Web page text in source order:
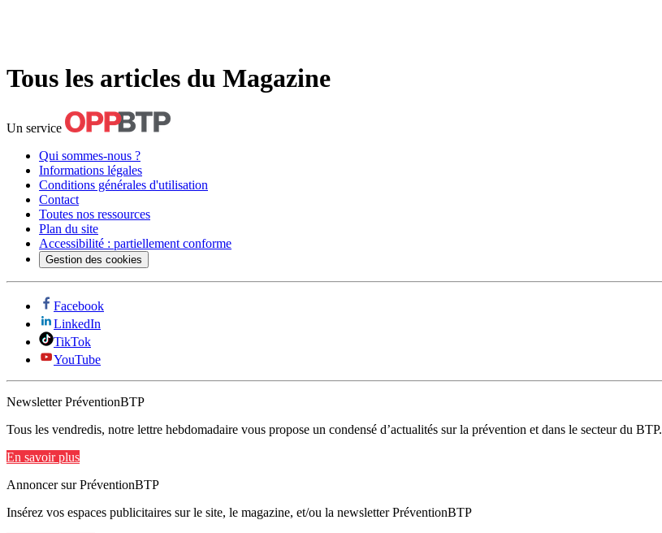
Tous les articles du Magazine
Un service
Qui sommes-nous ?
Informations légales
Conditions générales d'utilisation
Contact
Toutes nos ressources
Plan du site
Accessibilité : partiellement conforme
Gestion des cookies
Facebook
LinkedIn
TikTok
YouTube
Newsletter PréventionBTP
Tous les vendredis, notre lettre hebdomadaire vous propose un condensé d’actualités sur la prévention et dans le secteur du BTP.
En savoir plus
Annoncer sur PréventionBTP
Insérez vos espaces publicitaires sur le site, le magazine, et/ou la newsletter PréventionBTP